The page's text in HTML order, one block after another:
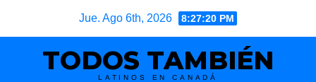
Jue. Ago 6th, 2026 8:27:22 PM
TODOS TAMBIÉN
LATINOS EN CANADÁ